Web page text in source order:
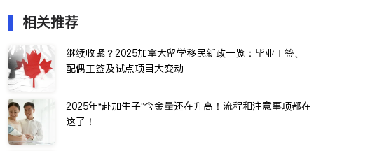
相关推荐
继续收紧？2025加拿大留学移民新政一览：毕业工签、
配偶工签及试点项目大变动
2025年“赴加生子”含金量还在升高！流程和注意事项都在
这了！